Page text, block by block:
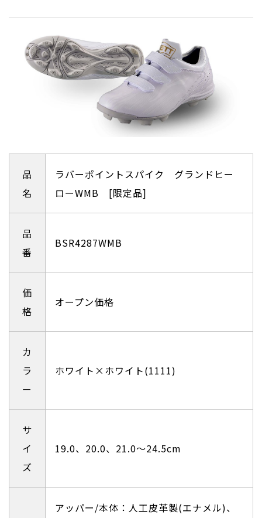
品
名
ラバーポイントスパイク グランドヒー
ローWMB [限定品]
品
番
BSR4287WMB
価
格
オープン価格
カ
ラ
ー
ホワイト×ホワイト(1111)
サ
イ
ズ
19.0、20.0、21.0〜24.5cm
アッパー/本体：人工皮革製(エナメル)、